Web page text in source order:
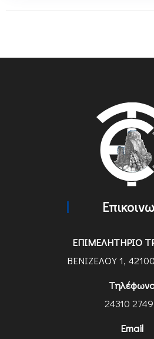
ΕΠΙΜΕΛΗΤΗΡΙΟ
ΒΕΝΙΖΕΛΟΥ 1,
24310
Email